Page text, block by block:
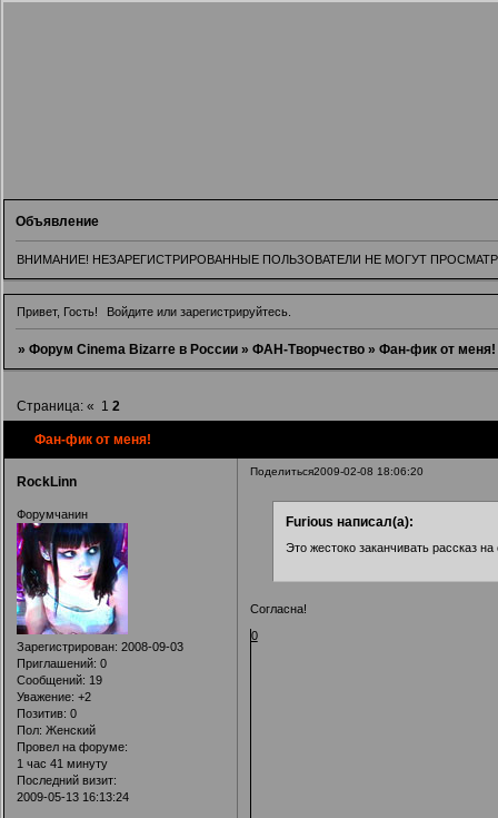
Объявление
ВНИМАНИЕ! НЕЗАРЕГИСТРИРОВАННЫЕ ПОЛЬЗОВАТЕЛИ НЕ МОГУТ
Привет, Гость! Войдите илизарегистрируйтесь
» Форум Cinema Bizarre в России » ФАН-Творчество » Фан-фик от меня!
Фан-фик от меня!
Страница: « 1 2
Поделиться2009-02-08 18:06:20
RockLinn
Форумчанин
Зарегистрирован: 2008-09-03
Приглашений: 0
Сообщений: 19
Уважение: +2
Позитив: 0
Пол: Женский
Провел на форуме:
1 час 41 минуту
Последний визит:
2009-05-13 16:13:24
Furious написал(а):
Это жестоко заканчивать рассказ
Согласна!
0